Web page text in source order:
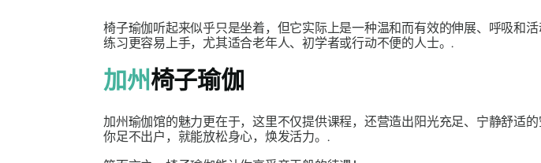
椅子瑜伽听起来似乎只是坐着，但它实际上是一种温和而有效的伸展、呼吸和
练习更容易上手，尤其适合老年人、初学者或行动不便的人士。.
加州椅子瑜伽
加州瑜伽馆的魅力更在于，这里不仅提供课程，还营造出阳光充足、宁静舒适
你足不出户，就能放松身心，焕发活力。.